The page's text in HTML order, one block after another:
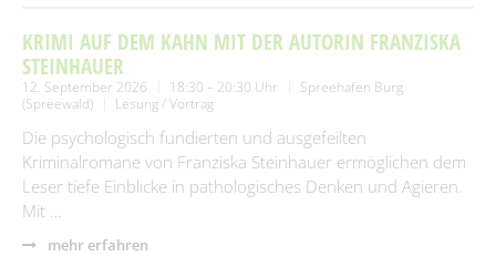
KRIMI AUF DEM KAHN MIT DER AUTORIN FRANZISKA
STEINHAUER
12. September 2026 18:30 – 20:30 Uhr
Spreehafen Burg
(Spreewald)
Lesung / Vortrag
Die psychologisch fundierten und ausgefeilten
Kriminalromane von Franziska Steinhauer ermöglichen dem
Leser tiefe Einblicke in pathologisches Denken und Agieren.
Mit …
mehr erfahren